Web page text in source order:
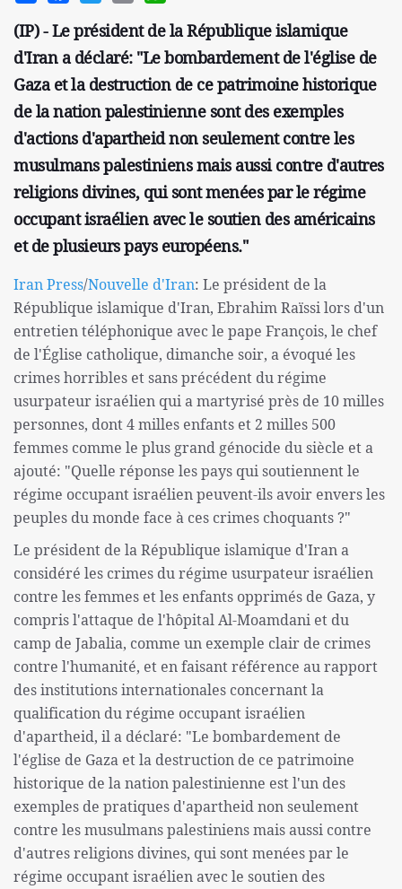
(IP) - Le président de la République islamique
d'Iran a déclaré: "Le bombardement de l'église de
Gaza et la destruction de ce patrimoine historique
de la nation palestinienne sont des exemples
d'actions d'apartheid non seulement contre les
musulmans palestiniens mais aussi contre d'autres
religions divines, qui sont menées par le régime
occupant israélien avec le soutien des américains
et de plusieurs pays européens."
Iran Press/Nouvelle d'Iran: Le président de la
République islamique d'Iran, Ebrahim Raïssi lors d'un
entretien téléphonique avec le pape François, le chef
de l'Église catholique, dimanche soir, a évoqué les
crimes horribles et sans précédent du régime
usurpateur israélien qui a martyrisé près de 10 milles
personnes, dont 4 milles enfants et 2 milles 500
femmes comme le plus grand génocide du siècle et a
ajouté: "Quelle réponse les pays qui soutiennent le
régime occupant israélien peuvent-ils avoir envers les
peuples du monde face à ces crimes choquants ?"
Le président de la République islamique d'Iran a
considéré les crimes du régime usurpateur israélien
contre les femmes et les enfants opprimés de Gaza, y
compris l'attaque de l'hôpital Al-Moamdani et du
camp de Jabalia, comme un exemple clair de crimes
contre l'humanité, et en faisant référence au rapport
des institutions internationales concernant la
qualification du régime occupant israélien
d'apartheid, il a déclaré: "Le bombardement de
l'église de Gaza et la destruction de ce patrimoine
historique de la nation palestinienne est l'un des
exemples de pratiques d'apartheid non seulement
contre les musulmans palestiniens mais aussi contre
d'autres religions divines, qui sont menées par le
régime occupant israélien avec le soutien des